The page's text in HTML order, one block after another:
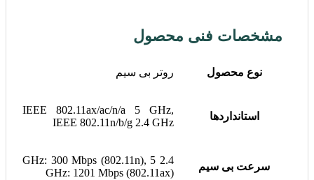
مشخصات فنی محصول
نوع محصول روتر بی سیم
استانداردها
IEEE 802.11ax/ac/n/a 5 GHz,
IEEE 802.11n/b/g 2.4 GHz
سرعت بی سیم
2.4 GHz: 300 Mbps (802.11n), 5
GHz: 1201 Mbps (802.11ax)